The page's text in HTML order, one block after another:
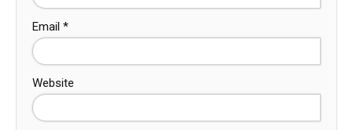
Email *
Website